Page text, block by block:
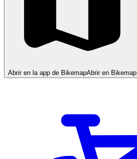
Abrir en la app de BikemapAbrir en Bikemap